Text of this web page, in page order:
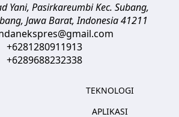
Yani, Pasirkareumbi Kec. Subang,
Jawa Barat,Indonesia41211
+6281280911913
+6289688232338
TEKNOLOGI
APLIKASI